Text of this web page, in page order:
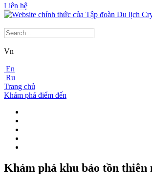
Liên hệ
Vn
En
Ru
Trang chủ
Khám phá điểm đến
Khám phá khu bảo tồn